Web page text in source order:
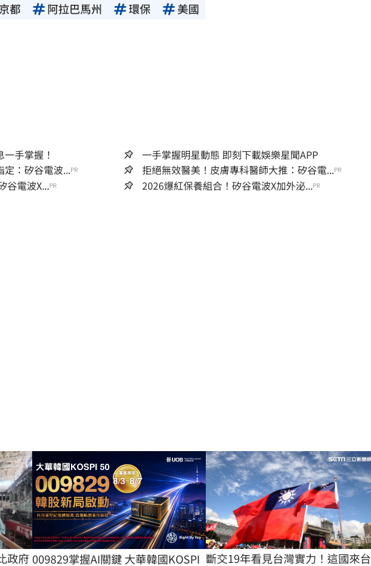
京都 阿拉巴馬州 環保 美國
手掌握！
一手掌握明星動態 即刻下載娛樂星聞APP
定：矽谷電波...PR 拒絕無效醫美！皮膚專科醫師大推：矽谷電...PR
谷電波X...PR 2026爆紅保養組合！矽谷電波X加外泌...PR
政府 009829掌握AI關鍵 大華韓國KOSPI 斷交19年看見台灣實力！這國來台